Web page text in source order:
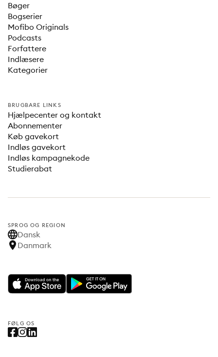
Bøger
Bogserier
Mofibo Originals
Podcasts
Forfattere
Indlæsere
Kategorier
BRUGBARE LINKS
Hjælpecenter og kontakt
Abonnementer
Køb gavekort
Indløs gavekort
Indløs kampagnekode
Studierabat
SPROG OG REGION
Dansk
Danmark
FØLG OS